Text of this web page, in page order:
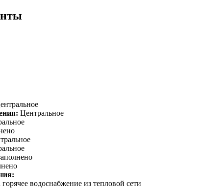
Центральное
водоснабжение из тепловой сети